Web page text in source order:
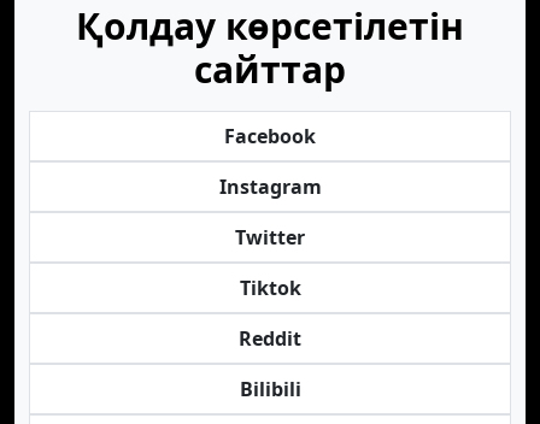
Қолдау көрсетілетін
сайттар
Facebook
Instagram
Twitter
Tiktok
Reddit
Bilibili